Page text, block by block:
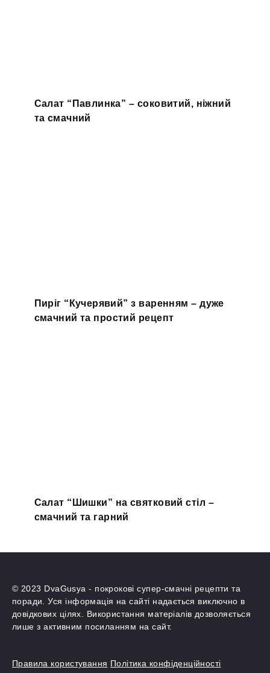
Салат “Павлинка” – соковитий, ніжний
та смачний
Пиріг “Кучерявий” з варенням – дуже
смачний та простий рецепт
Салат “Шишки” на святковий стіл –
смачний та гарний
© 2023 DvaGusya - покрокові супер-смачні рецепти та
поради. Уся інформація на сайті надається виключно в
довідкових цілях. Використання матеріалів дозволяється
лише з активним посиланням на сайт.
Правила користування Політика конфіденційності